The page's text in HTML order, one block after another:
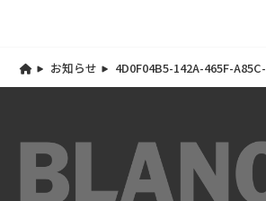
お知らせ
4D0F04B5-142A-465F-A85C-
89903A40A7F9